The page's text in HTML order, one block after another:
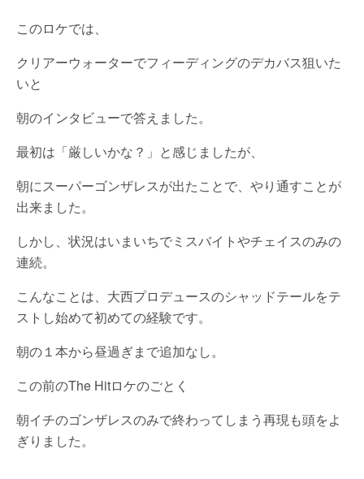
このロケでは、
クリアーウォーターでフィーディングのデカバス狙いた
いと
朝のインタビューで答えました。
最初は「厳しいかな？」と感じましたが、
朝にスーパーゴンザレスが出たことで、やり通すことが
出来ました。
しかし、状況はいまいちでミスバイトやチェイスのみの
連続。
こんなことは、大西プロデュースのシャッドテールをテ
ストし始めて初めての経験です。
朝の１本から昼過ぎまで追加なし。
この前のThe Hitロケのごとく
朝イチのゴンザレスのみで終わってしまう再現も頭をよ
ぎりました。